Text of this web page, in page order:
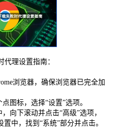
代理设置指南：
浏览器，确保浏览器已完全加
图标，选择“设置”选项。
向下滚动并点击“高级”选项，
中，找到“系统”部分并点击。